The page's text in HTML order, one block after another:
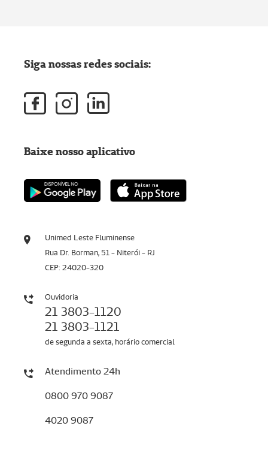
Unimed Leste Fluminense
Rua Dr. Borman, 51 - Niterói - RJ
CEP: 24020-320
Ouvidoria
21 3803-1120
21 3803-1121
de segunda a sexta, horário comercial
Atendimento 24h
0800 970 9087
4020 9087
Siga nossas redes sociais:
Baixe nosso aplicativo